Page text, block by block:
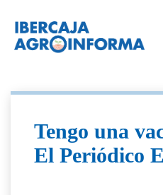
Tengo una
El Periódico